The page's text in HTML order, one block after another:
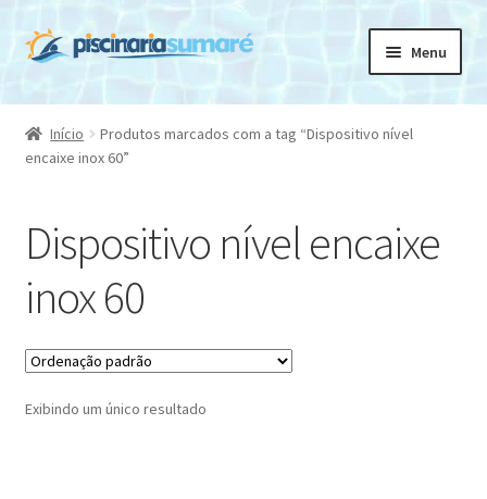
Pular
para
Pular
para
conteúdo
Menu
HOME
EMPRESA
menu
CONTATO
Início
Produtos marcados com a tag “Dispositivo nível
encaixe inox 60”
Dispositivo nível encaixe
inox 60
Exibindo um único resultado